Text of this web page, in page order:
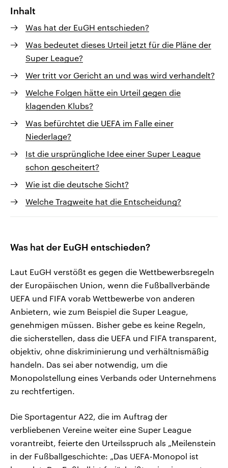
Inhalt
Was hat der EuGH entschieden?
Was bedeutet dieses Urteil jetzt für die Pläne der
Super League?
Wer tritt vor Gericht an und was wird verhandelt?
Welche Folgen hätte ein Urteil gegen die
klagenden Klubs?
Was befürchtet die UEFA im Falle einer
Niederlage?
Ist die ursprüngliche Idee einer Super League
schon gescheitert?
Wie ist die deutsche Sicht?
Welche Tragweite hat die Entscheidung?
Was hat der EuGH entschieden?
Laut EuGH verstößt es gegen die Wettbewerbsregeln
der Europäischen Union, wenn die Fußballverbände
UEFA und FIFA vorab Wettbewerbe von anderen
Anbietern, wie zum Beispiel die Super League,
genehmigen müssen. Bisher gebe es keine Regeln,
die sicherstellen, dass die UEFA und FIFA transparent,
objektiv, ohne diskriminierung und verhältnismäßig
handeln. Das sei aber notwendig, um die
Monopolstellung eines Verbands oder Unternehmens
zu rechtfertigen.
Die Sportagentur A22, die im Auftrag der
verbliebenen Vereine weiter eine Super League
vorantreibt, feierte den Urteilsspruch als „Meilenstein
in der Fußballgeschichte: „Das UEFA-Monopol ist